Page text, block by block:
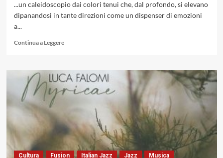
...un caleidoscopio dai colori tenui che, dal profondo, si elevano
dipanandosi in tante direzioni come un dispenser di emozioni
a...
Continua a LeggereLeggi
su
«Elevation»
di
tra
nuances
impressionistiche
potenti
Cultura Fusion Italian Jazz Jazz Musica